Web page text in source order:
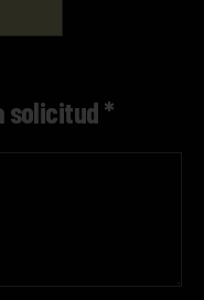
solicitud *